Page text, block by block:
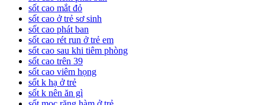
sốt cao mắt đỏ
sốt cao ở trẻ sơ sinh
sốt cao phát ban
sốt cao rét run ở trẻ em
sốt cao sau khi tiêm phòng
sốt cao trên 39
sốt cao viêm họng
sốt k hạ ở trẻ
sốt k nên ăn gì